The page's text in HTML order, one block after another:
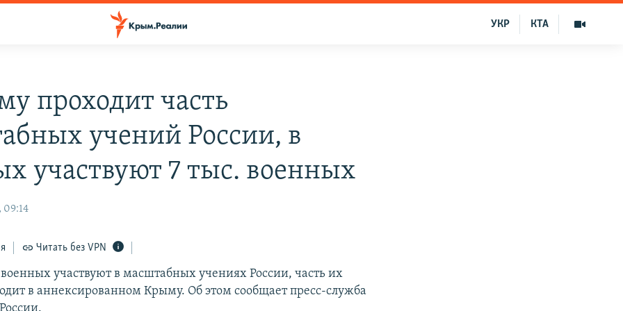
КТА
УКР
проходит часть
учений России, в
участвуют 7 тыс. военных
09:14
Читать без VPN
военных участвуют в масштабных учениях России, часть их
в аннексированном Крыму. Об этом сообщает пресс-служба